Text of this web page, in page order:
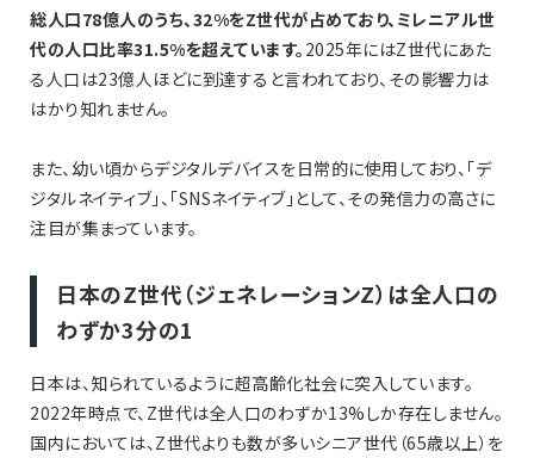
総人口78億人のうち、32%をZ世代が占めており、ミレニアル世
代の人口比率31.5%を超えています。 2025年にはZ世代にあた
る人口は23億人ほどに到達すると言われており、その影響力は
はかり知れません。
また、幼い頃からデジタルデバイスを日常的に使用しており、「デ
ジタルネイティブ」、「SNSネイティブ」として、その発信力の高さに
注目が集まっています。
日本のZ世代（ジェネレーションZ）は全人口の
わずか3分の1
日本は、知られているように超高齢化社会に突入しています。
2022年時点で、Z世代は全人口のわずか13%しか存在しません。
国内においては、Z世代よりも数が多いシニア世代（65歳以上）を